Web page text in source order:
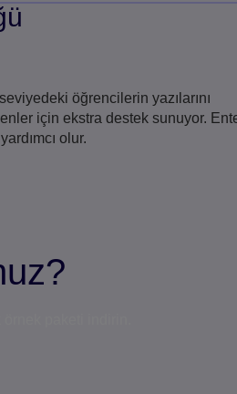
öğrencilerin yazılarını
için ekstra destek sunuyor.
olur.